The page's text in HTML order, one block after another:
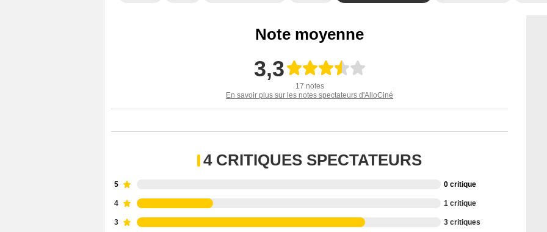
Note moyenne
3,3
17 notes
En savoir plus sur les notes spectateurs d'AlloCiné
4 CRITIQUES SPECTATEURS
5 0 critique
4 1 critique
3 3 critiques